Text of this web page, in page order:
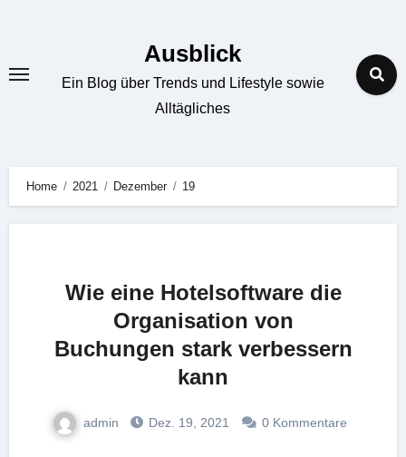
Ausblick
Ein Blog über Trends und Lifestyle sowie
Alltägliches
Home 2021 Dezember 19
Wie eine Hotelsoftware die
Organisation von
Buchungen stark verbessern
kann
admin Dez. 19, 2021 0 Kommentare